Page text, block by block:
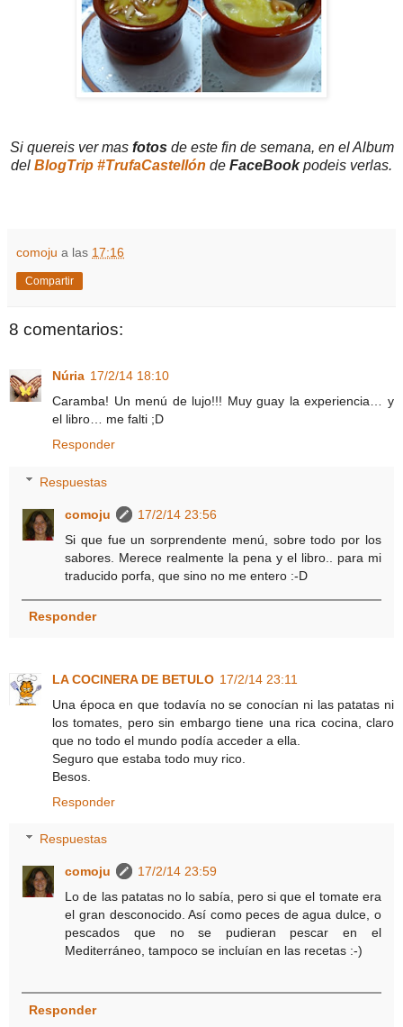
Si quereis ver mas fotosde este fin de semana, en el Album
del BlogTrip #TrufaCastellón de FaceBookpodeis verlas.
comoju a las 17:16
Compartir
8 comentarios:
Núria 17/2/14 18:10
Caramba! Un menú de lujo!!! Muy guay la experiencia… y
el libro… me falti ;D
Responder
Respuestas
comoju
17/2/14 23:56
Si que fue un sorprendente menú, sobre todo por los
sabores. Merece realmente la pena y el libro.. para mi
traducido porfa, que sino no me entero :-D
Responder
LA COCINERA DE BETULO 17/2/14 23:11
Una época en que todavía no se conocían ni las patatas ni
los tomates, pero sin embargo tiene una rica cocina, claro
que no todo el mundo podía acceder a ella.
Seguro que estaba todo muy rico.
Besos.
Responder
Respuestas
comoju
17/2/14 23:59
Lo de las patatas no lo sabía, pero si que el tomate era
el gran desconocido. Así como peces de agua dulce, o
pescados que no se pudieran pescar en el
Mediterráneo, tampoco se incluían en las recetas :-)
Responder